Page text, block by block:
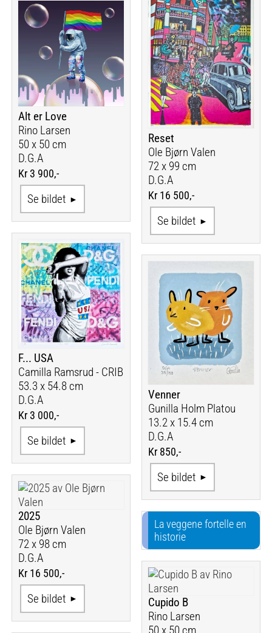
Reset
Ole Bjørn Valen
72 x 99 cm
D.G.A
Kr 16 500,-
Se bildet
Alt er Love
Rino Larsen
50 x 50 cm
D.G.A
Kr 3 900,-
Se bildet
F... USA
Camilla Ramsrud - CRIB
53.3 x 54.8 cm
D.G.A
Kr 3 000,-
Se bildet
Venner
Gunilla Holm Platou
13.2 x 15.4 cm
D.G.A
Kr 850,-
Se bildet
2025
Ole Bjørn Valen
72 x 98 cm
D.G.A
Kr 16 500,-
Se bildet
La veggene fortelle en
historie
Cupido B
Rino Larsen
50 x 50 cm